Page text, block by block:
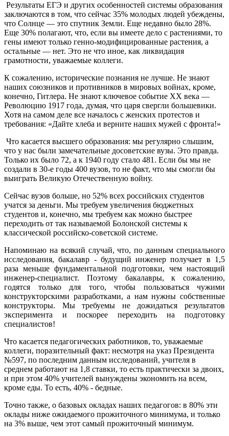
Результаты ЕГЭ и других особенностей системы образования
заключаются в том, что сейчас 35% молодых людей убеждены,
что Солнце — это спутник Земли. Еще недавно было 28%.
Еще 30% полагают, что, если вы имеете дело с растениями, то
гены имеют только генно-модифицированные растения, а
остальные — нет. Это не что иное, как ликвидация
грамотности, уважаемые коллеги.
К сожалению, исторические познания не лучше. Не знают
наших союзников и противников в мировых войнах, кроме,
конечно, Гитлера. Не знают ключевое событие ХХ века —
Революцию 1917 года, думая, что царя свергли большевики.
Хотя на самом деле все началось с женских протестов и
требования: «Дайте хлеба и верните наших мужей с фронта!»
Что касается высшего образования: мы регулярно слышим,
что у нас были замечательные досоветские вузы. Это правда.
Только их было 72, а к 1940 году стало 481. Если бы мы не
создали в 30-е годы 400 вузов, то не факт, что мы смогли бы
выиграть Великую Отечественную войну.
Сейчас вузов больше, но 52% всех российских студентов
учатся за деньги. Мы требуем увеличения бюджетных
студентов и, конечно, мы требуем как можно быстрее
переходить от так называемой Болонской системы к
классической российско-советской системе.
Напоминаю на всякий случай, что, по данным специального
исследования, бакалавр - будущий инженер получает в 1,5
раза меньше фундаментальной подготовки, чем настоящий
инженер-специалист. Поэтому бакалавры, к сожалению,
годятся только для того, чтобы пользоваться чужими
конструкторскими разработками, а нам нужны собственные
конструкторы. Мы требуемы не дожидаться результатов
эксперимента и поскорее переходить на подготовку
специалистов!
Что касается педагогических работников, то, уважаемые
коллеги, поразительный факт: несмотря на указ Президента
№597, по последним данным исследований, учителя в
среднем работают на 1,8 ставки, то есть практически за двоих,
и при этом 40% учителей вынуждены экономить на всем,
кроме еды. То есть, 40% - бедные.
Точно также, о базовых окладах наших педагогов: в 80% эти
оклады ниже ожидаемого прожиточного минимума, и только
на 3% выше, чем этот самый прожиточный минимум.